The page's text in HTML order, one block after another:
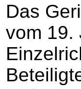
Das
vom 19.